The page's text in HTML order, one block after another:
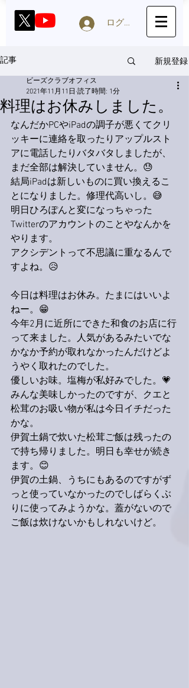
ログイン
記事 新規登録
料理はお休みしました。
ビーズクラブオフィス
2021年11月11日 読了時間: 1分
なんだかPCやiPadの調子が悪くてクリ
ッキーに連絡を取ったりアップルスト
アに電話したりバタバタしましたが、
まだ全部は解決していません。😓
結局iPadは新しいものに買い換えるこ
とになりました。修理代高いし。😅
明日ひろぽんと変になっちゃった
Twitterのアカウントのことやなんかを
やります。
アクシデントって不思議に重なるんで
すよね。😥
今日は料理はお休み。たまにはいいよ
ねー。😁
今年2月に近所にできた和食のお店に行
って来ました。人気があるみたいでな
かなか予約が取れなかったんだけどよ
うやく取れたのでした。
優しいお味。塩梅が私好みでした。💗
みんな美味しかったのですが、クエと
松茸のお吸い物が私は今日イチだった
かな。
伊賀土鍋で炊いた松茸ご飯は残ったの
で持ち帰りました。明日も幸せが続き
ます。😊
伊賀の土鍋、うちにもあるのですがず
っと使っていなかったのでしばらくぶ
りに使ってみようかな。蓋がないので
ご飯は炊けないかもしれないけど。